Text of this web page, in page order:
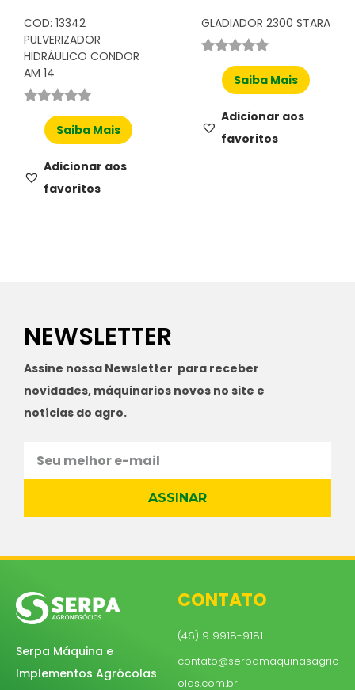
COD: 13342
PULVERIZADOR
HIDRÁULICO CONDOR
AM 14
Saiba Mais
Adicionar aos
favoritos
GLADIADOR 2300 STARA
Saiba Mais
Adicionar aos
favoritos
NEWSLETTER
Assine nossa Newsletter para receber
novidades, máquinarios novos no site e
notícias do agro.
ASSINAR
Serpa Máquina e
Implementos Agrócolas
CONTATO
(46) 9 9918-9181
contato@serpamaquinasagric
olas.com.br